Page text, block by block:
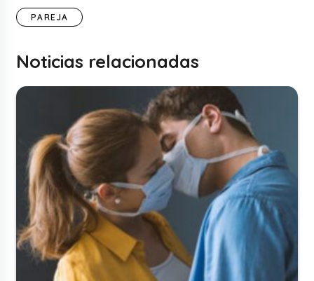
PAREJA
Noticias relacionadas